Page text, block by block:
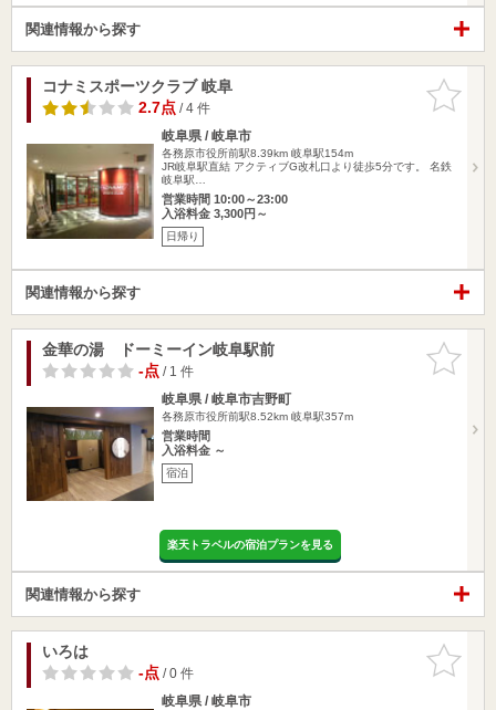
関連情報から探す
お気に入
りに追加
コナミスポーツクラブ 岐阜
2.7点/ 4 件
岐阜県 / 岐阜市
各務原市役所前駅8.39km 岐阜駅154m
JR岐阜駅直結 アクティブG改札口より徒歩5分です。 名鉄
岐阜駅…
営業時間 10:00～23:00
入浴料金 3,300円～
日帰り
関連情報から探す
お気に入
りに追加
金華の湯 ドーミーイン岐阜駅前
-点/ 1 件
岐阜県 / 岐阜市吉野町
各務原市役所前駅8.52km 岐阜駅357m
営業時間
入浴料金 ～
宿泊
楽天トラベルの宿泊プランを見る
関連情報から探す
お気に入
りに追加
いろは
-点/ 0 件
岐阜県 / 岐阜市